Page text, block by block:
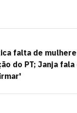
falta de
do PT; Janja fala